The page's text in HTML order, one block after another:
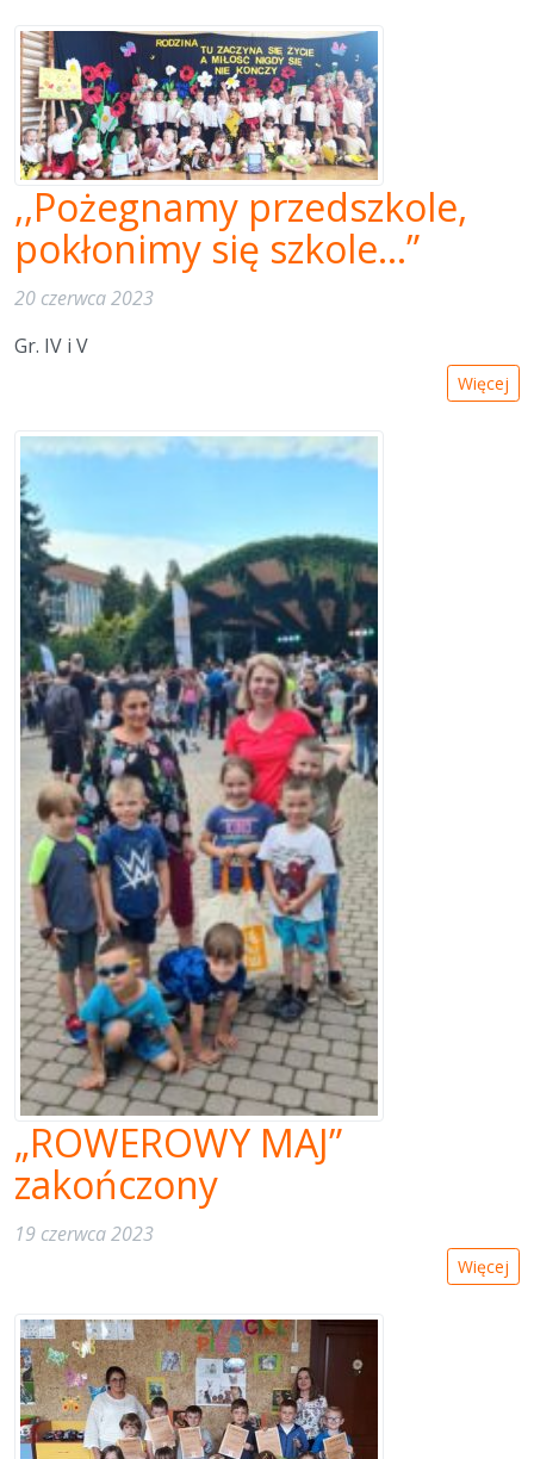
,,Pożegnamy przedszkole,
pokłonimy się szkole…”
20 czerwca 2023
Gr. IV i V
Więcej
„ROWEROWY MAJ”
zakończony
19 czerwca 2023
Więcej